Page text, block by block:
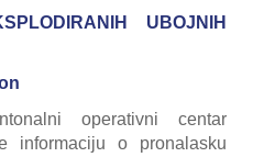
UBOJNIH
operativni centar
informaciju o pronalasku